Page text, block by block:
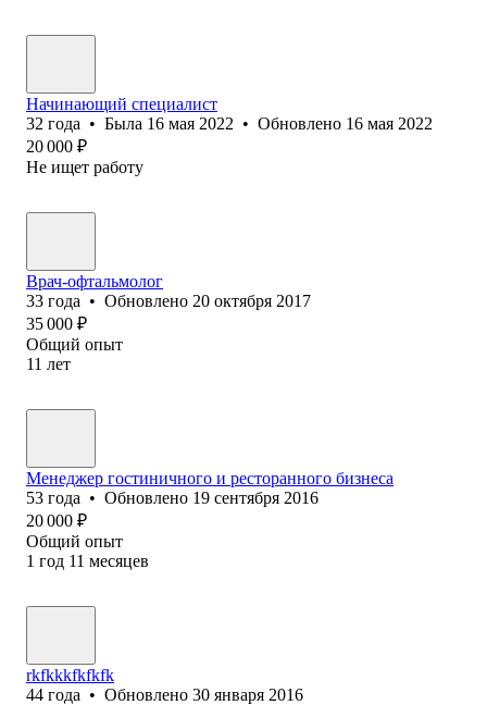
Начинающий специалист
32 года • Была 16 мая 2022 • Обновлено 16 мая 2022
20 000 ₽
Не ищет работу
Врач-офтальмолог
33 года • Обновлено 20 октября 2017
35 000 ₽
Общий опыт
11 лет
Менеджер гостиничного и ресторанного бизнеса
53 года • Обновлено 19 сентября 2016
20 000 ₽
Общий опыт
1 год 11 месяцев
rkfkkkfkfkfk
44 года • Обновлено 30 января 2016